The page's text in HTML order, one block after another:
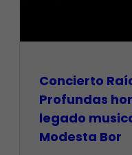
​Concierto
Profundas
legado
Modesta Bor